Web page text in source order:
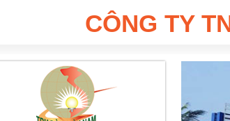
CÔNG TY